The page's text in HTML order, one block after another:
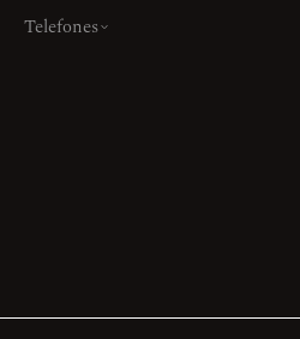
Telefones